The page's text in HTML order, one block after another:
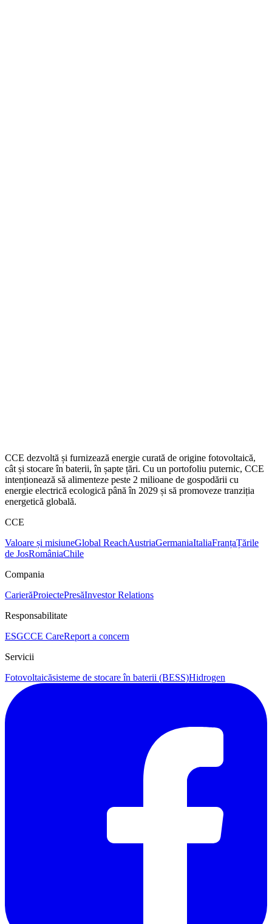
CCE dezvoltă și furnizează energie curată de origine fotovoltaică,
cât și stocare în baterii, în șapte țări. Cu un portofoliu puternic, CCE
intenționează să alimenteze peste 2 milioane de gospodării cu
energie electrică ecologică până în 2029 și să promoveze tranziția
energetică globală.
CCE
Valoare și misiuneGlobal ReachAustriaGermaniaItaliaFranțaȚările
de JosRomâniaChile
Compania
CarierăProiectePresăInvestor Relations
Responsabilitate
ESGCCE CareReport a concern
Servicii
Fotovoltaicăsisteme de stocare în baterii (BESS)Hidrogen